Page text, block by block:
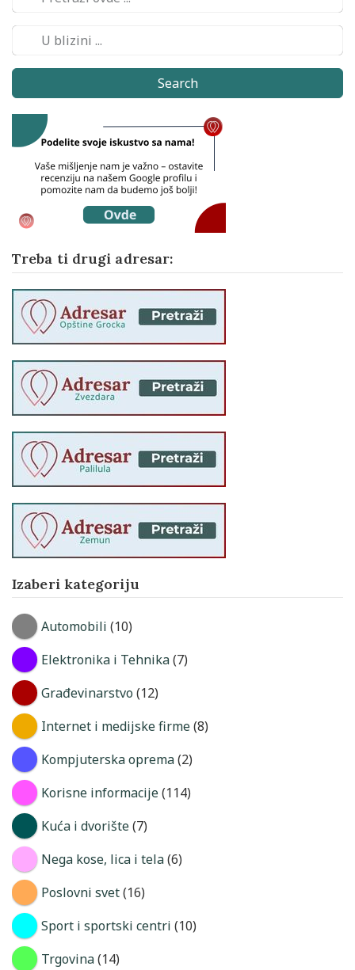
Search
Treba ti drugi adresar:
Izaberi kategoriju
Automobili (10)
Elektronika i Tehnika(7)
Građevinarstvo (12)
Internet i medijske firme(8)
Kompjuterska oprema(2)
Korisne informacije(114)
Kuća i dvorište(7)
Nega kose, lica i tela(6)
Poslovni svet(16)
Sport i sportski centri (10)
Trgovina(14)